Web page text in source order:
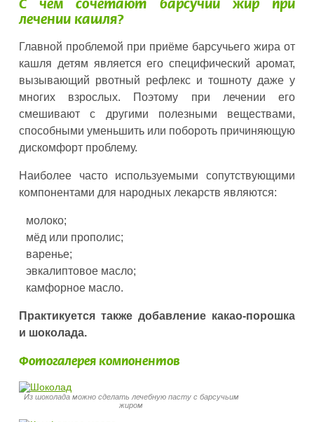
С чем сочетают барсучий жир при
лечении кашля?
Главной проблемой при приёме барсучьего жира от
кашля детям является его специфический аромат,
вызывающий рвотный рефлекс и тошноту даже у
многих взрослых. Поэтому при лечении его
смешивают с другими полезными веществами,
способными уменьшить или побороть причиняющую
дискомфорт проблему.
Наиболее часто используемыми сопутствующими
компонентами для народных лекарств являются:
молоко;
мёд или прополис;
варенье;
эвкалиптовое масло;
камфорное масло.
Практикуется также добавление какао-порошка
и шоколада.
Фотогалерея компонентов
Из шоколада можно сделать лечебную пасту с барсучьим
жиром